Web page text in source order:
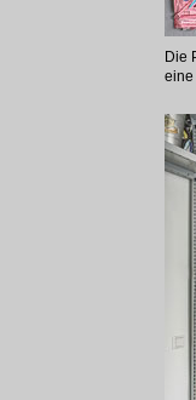
Die
eine